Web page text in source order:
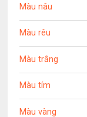
Màu nâu
Màu rêu
Màu trắng
Màu tím
Màu vàng